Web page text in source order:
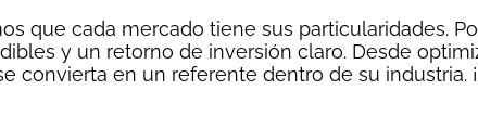
que cada mercado tiene sus particularidades.
y un retorno de inversión claro. Desde
convierta en un referente dentro de su